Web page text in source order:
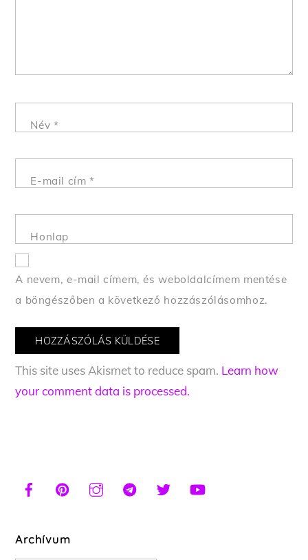
Név *
E-mail cím*
Honlap
A nevem, e-mail címem, és weboldalcímem mentése
a böngészőben a következő hozzászólásomhoz.
This site uses Akismet to reduce spam. Learn how
your comment data is processed.
Archívum